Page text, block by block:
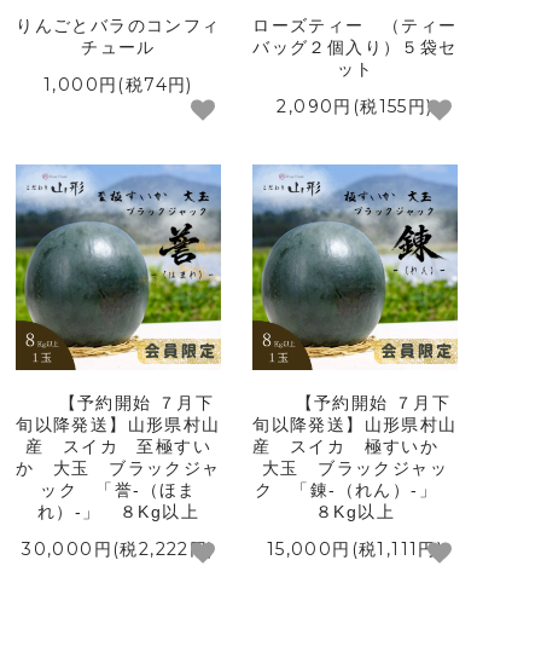
りんごとバラのコンフィ
チュール
1,000円(税74円)
ローズティー （ティー
バッグ２個入り）５袋セ
ット
2,090円(税155円)
【予約開始 ７月下
旬以降発送】山形県村山
産 スイカ 至極すい
か 大玉 ブラックジャ
ック 「誉-（ほま
れ）-」 ８Kg以上
30,000円(税2,222円)
【予約開始 ７月下
旬以降発送】山形県村山
産 スイカ 極すいか
大玉 ブラックジャッ
ク 「錬-（れん）-」
８Kg以上
15,000円(税1,111円)